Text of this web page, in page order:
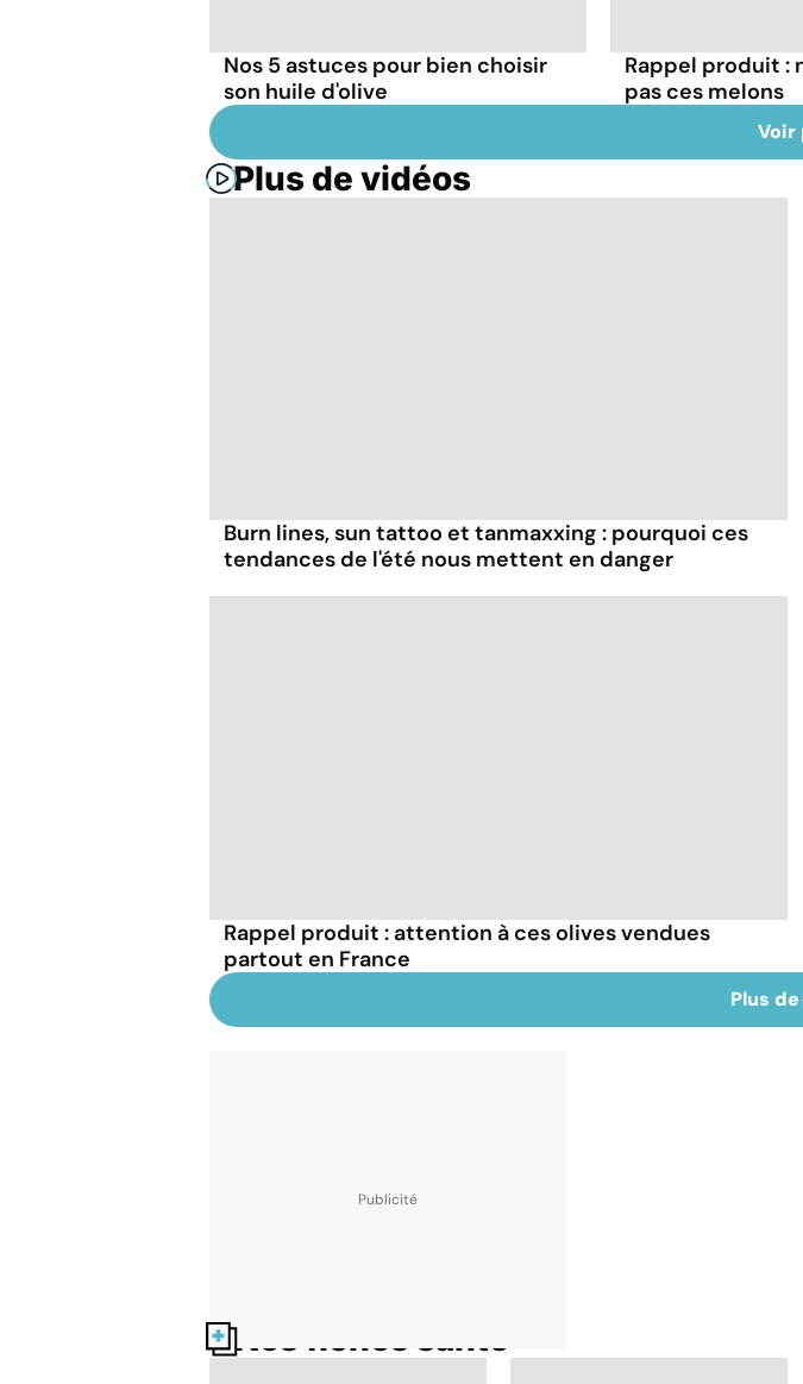
Nos 5 astuces pour bien choisir
son huile d'olive
Rappel produit :
pas ces melons
Voir
Plus de vidéos
Burn lines, sun tattoo et tanmaxxing : pourquoi ces
tendances de l'été nous mettent en danger
Rappel produit : attention à ces olives vendues
partout en France
Plus
Nos fiches santé